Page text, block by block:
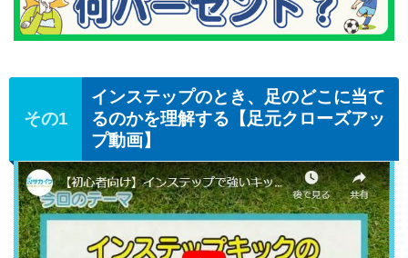
インステップのとき、足のどこに当て
るのかを理解する【足元クローズアッ
プ動画】